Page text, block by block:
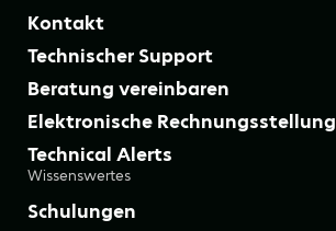
Kontakt
Technischer Support
Beratung vereinbaren
Elektronische Rechnungsstellung
Technical Alerts
Wissenswertes
Schulungen